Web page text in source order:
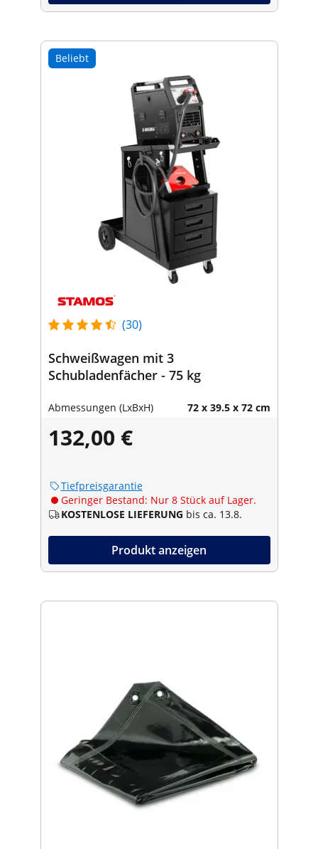
Beliebt
(30)
Schweißwagen mit 3
Schubladenfächer - 75 kg
Abmessungen (LxBxH) 72 x 39.5 x 72 cm
132,00 €
Tiefpreisgarantie
Geringer Bestand: Nur 8 Stück auf Lager.
KOSTENLOSE LIEFERUNG bis ca. 13.8.
Produkt anzeigen